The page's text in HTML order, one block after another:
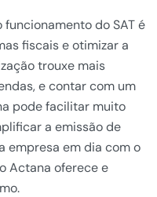
do SAT é
fiscais e otimizar a
trouxe mais
e contar com um
pode facilitar muito
a emissão de
empresa em dia com o
Actana oferece e